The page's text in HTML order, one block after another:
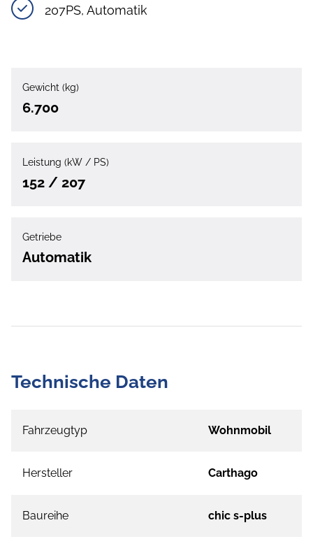
207PS, Automatik
Gewicht (kg)
6.700
Leistung (kW / PS)
152 / 207
Getriebe
Automatik
Technische Daten
Fahrzeugtyp Wohnmobil
Hersteller Carthago
Baureihe chic s-plus